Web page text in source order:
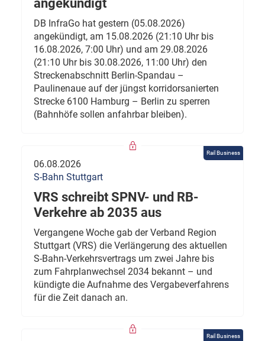
angekündigt
DB InfraGo hat gestern (05.08.2026)
angekündigt, am 15.08.2026 (21:10 Uhr bis
16.08.2026, 7:00 Uhr) und am 29.08.2026
(21:10 Uhr bis 30.08.2026, 11:00 Uhr) den
Streckenabschnitt Berlin-Spandau –
Paulinenaue auf der jüngst korridorsanierten
Strecke 6100 Hamburg – Berlin zu sperren
(Bahnhöfe sollen anfahrbar bleiben).
Rail Business
06.08.2026
S-Bahn Stuttgart
VRS schreibt SPNV- und RB-
Verkehre ab 2035 aus
Vergangene Woche gab der Verband Region
Stuttgart (VRS) die Verlängerung des aktuellen
S-Bahn-Verkehrsvertrags um zwei Jahre bis
zum Fahrplanwechsel 2034 bekannt – und
kündigte die Aufnahme des Vergabeverfahrens
für die Zeit danach an.
Rail Business